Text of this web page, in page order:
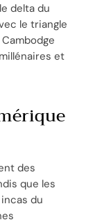
delta du
le triangle
et
des
que les
du